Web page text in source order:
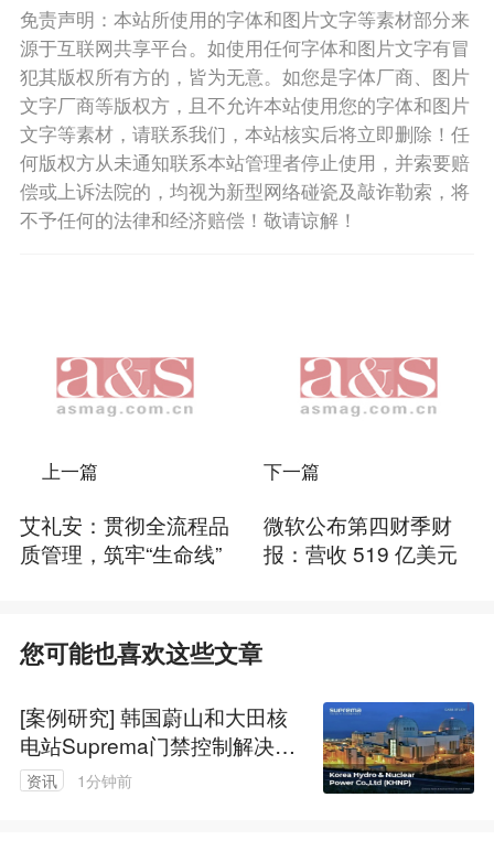
免责声明：本站所使用的字体和图片文字等素材部分来
源于互联网共享平台。如使用任何字体和图片文字有冒
犯其版权所有方的，皆为无意。如您是字体厂商、图片
文字厂商等版权方，且不允许本站使用您的字体和图片
文字等素材，请联系我们，本站核实后将立即删除！任
何版权方从未通知联系本站管理者停止使用，并索要赔
偿或上诉法院的，均视为新型网络碰瓷及敲诈勒索，将
不予任何的法律和经济赔偿！敬请谅解！
上一篇
艾礼安：贯彻全流程品
质管理，筑牢“生命线”
下一篇
微软公布第四财季财
报：营收 519 亿美元
您可能也喜欢这些文章
[案例研究] 韩国蔚山和大田核
电站Suprema门禁控制解决方
案
资讯 1分钟前